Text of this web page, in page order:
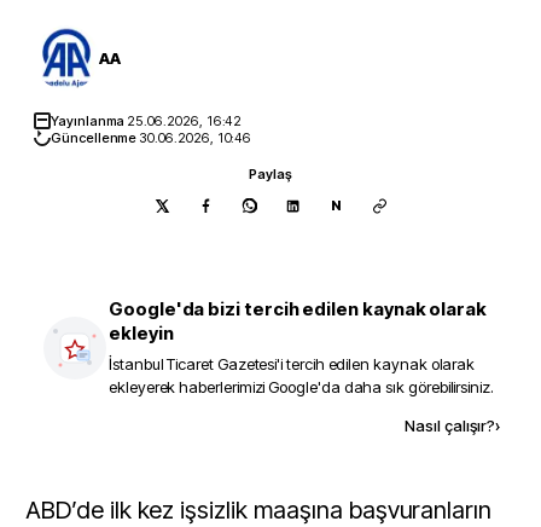
AA
Yayınlanma 25.06.2026, 16:42
Güncellenme 30.06.2026, 10:46
Paylaş
N
Google'da bizi tercih edilen kaynak olarak
ekleyin
İstanbul Ticaret Gazetesi'i tercih edilen kaynak olarak
ekleyerek haberlerimizi Google'da daha sık görebilirsiniz.
Nasıl çalışır?›
ABD’de ilk kez işsizlik maaşına başvuranların